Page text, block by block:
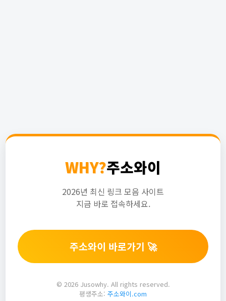
WHY?주소와이
2026년 최신 링크 모음 사이트
지금 바로 접속하세요.
주소와이 바로가기 🚀
© 2026 Jusowhy. All rights reserved.
평생주소: 주소와이.com